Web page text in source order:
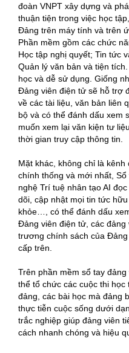
đoàn VNPT xây dựng và
thuận tiện trong việc học
Đảng trên máy tính và trên
Phần mềm gồm các chức
Học tập nghị quyết; Tin tức
Quản lý văn bản và tiện
học và dễ sử dụng. Giống
Đảng viên điện tử sẽ hỗ trợ
về các tài liệu, văn bản liên
bộ và có thể đánh dấu xem
muốn xem lại văn kiện tư
thời gian truy cập thông tin.
Mặt khác, không chỉ là
chính thống và mới nhất,
nghệ Trí tuệ nhân tạo AI
dõi, cập nhật mọi tin tức
khỏe…, có thể đánh dấu
Đảng viên điện tử, các đảng
trương chính sách của
cấp trên.
Trên phần mềm sổ tay
thể tổ chức các cuộc thi học
đảng, các bài học mà đảng
thực tiễn cuộc sống dưới
trắc nghiệp giúp đảng viên
cách nhanh chóng và hiệu